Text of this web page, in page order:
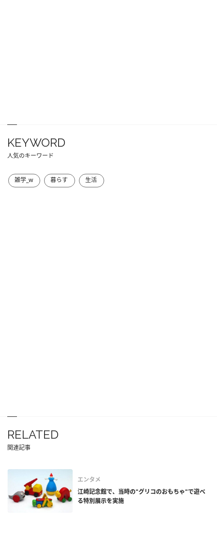
KEYWORD
人気のキーワード
雑学_w 暮らす 生活
RELATED
関連記事
エンタメ
江崎記念館で、当時の"グリコのおもちゃ"で遊べ
る特別展示を実施